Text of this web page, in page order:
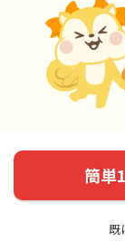
簡単
既